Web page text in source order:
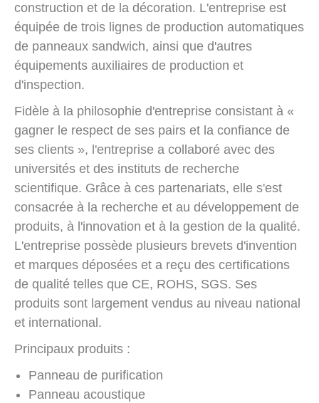
construction et de la décoration. L'entreprise est
équipée de trois lignes de production automatiques
de panneaux sandwich, ainsi que d'autres
équipements auxiliaires de production et
d'inspection.
Fidèle à la philosophie d'entreprise consistant à «
gagner le respect de ses pairs et la confiance de
ses clients », l'entreprise a collaboré avec des
universités et des instituts de recherche
scientifique. Grâce à ces partenariats, elle s'est
consacrée à la recherche et au développement de
produits, à l'innovation et à la gestion de la qualité.
L'entreprise possède plusieurs brevets d'invention
et marques déposées et a reçu des certifications
de qualité telles que CE, ROHS, SGS. Ses
produits sont largement vendus au niveau national
et international.
Principaux produits :
Panneau de purification
Panneau acoustique